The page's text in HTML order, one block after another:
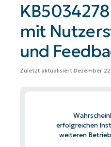
mit
und
Zuletzt aktualisiert Dezember
erfolgreichen
weiteren